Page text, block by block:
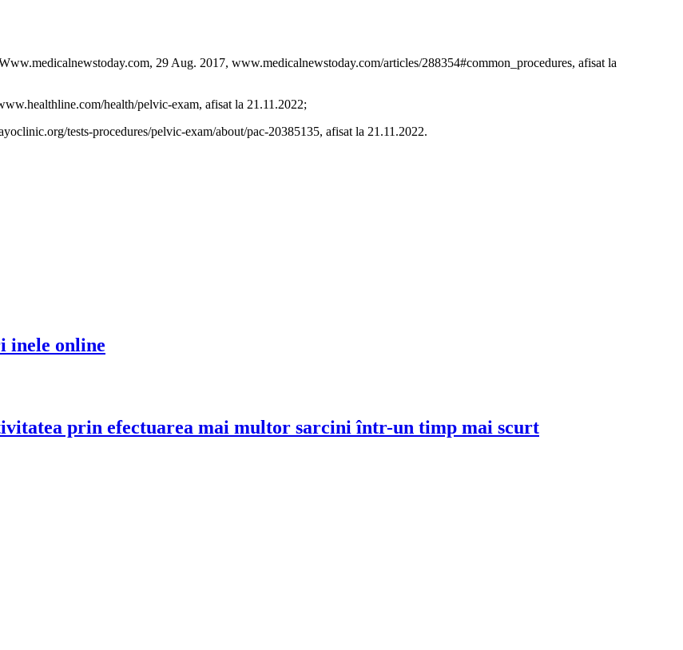
29 Aug. 2017, www.medicalnewstoday.com/articles/288354#common_procedures, afisat la
health/pelvic-exam, afisat la 21.11.2022;
tests-procedures/pelvic-exam/about/pac-20385135, afisat la 21.11.2022.
inele online
prin efectuarea mai multor sarcini într-un timp mai scurt